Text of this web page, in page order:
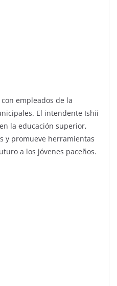
empleados de la
El intendente Ishii
la educación superior,
y promueve herramientas
a los jóvenes paceños.